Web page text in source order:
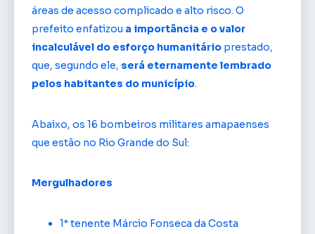
áreas de acesso complicado e alto risco. O
prefeito enfatizou a importância e o valor
incalculável do esforço humanitário prestado,
que, segundo ele, será eternamente lembrado
pelos habitantes do município.
Abaixo, os 16 bombeiros militares amapaenses
que estão no Rio Grande do Sul:
Mergulhadores
1° tenente Márcio Fonseca da Costa